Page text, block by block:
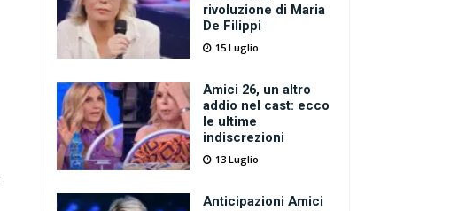
rivoluzione di Maria
De Filippi
15 Luglio
Amici 26, un altro
addio nel cast: ecco
le ultime
indiscrezioni
13 Luglio
Anticipazioni Amici